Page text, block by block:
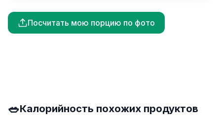
Посчитать мою порцию по фото
🥗Калорийность похожих продуктов